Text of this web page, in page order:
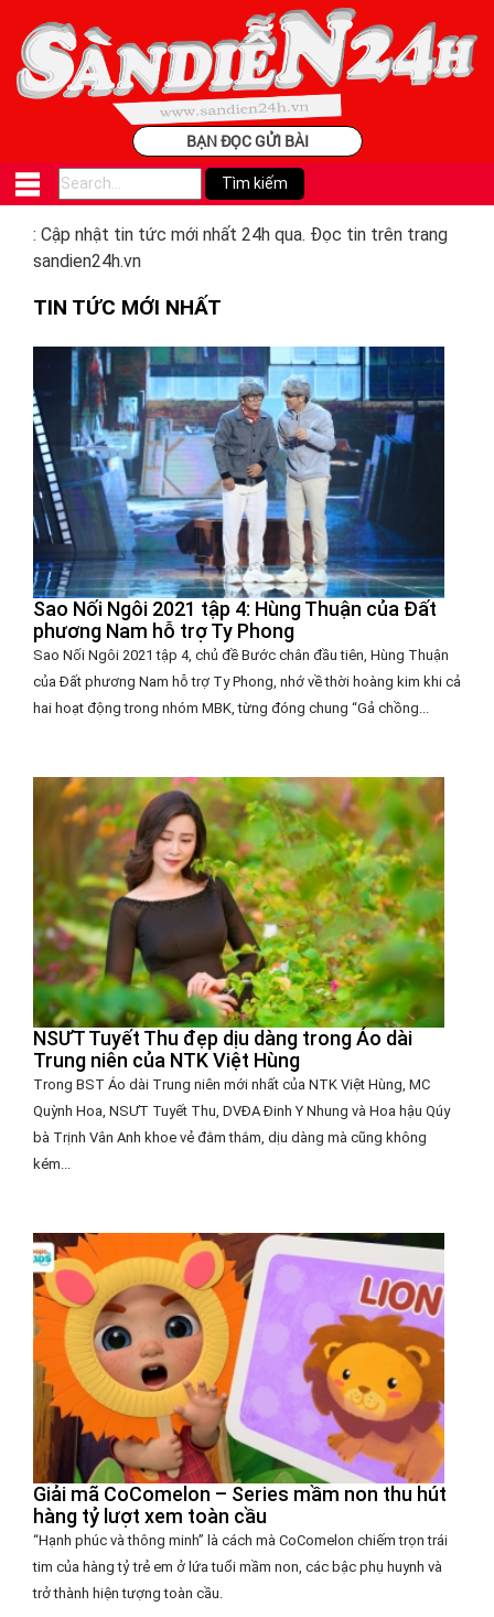
BẠN ĐỌC GỬI BÀI
: Cập nhật tin tức mới nhất 24h qua. Đọc tin trên trang
sandien24h.vn
TIN TỨC MỚI NHẤT
Sao Nối Ngôi 2021 tập 4: Hùng Thuận của Đất
phương Nam hỗ trợ Ty Phong
Sao Nối Ngôi 2021 tập 4, chủ đề Bước chân đầu tiên, Hùng Thuận
của Đất phương Nam hỗ trợ Ty Phong, nhớ về thời hoàng kim khi cả
hai hoạt động trong nhóm MBK, từng đóng chung “Gả chồng...
NSƯT Tuyết Thu đẹp dịu dàng trong Áo dài
Trung niên của NTK Việt Hùng
Trong BST Áo dài Trung niên mới nhất của NTK Việt Hùng, MC
Quỳnh Hoa, NSƯT Tuyết Thu, DVĐA Đinh Y Nhung và Hoa hậu Qúy
bà Trịnh Vân Anh khoe vẻ đằm thắm, dịu dàng mà cũng không
kém...
Giải mã CoComelon – Series mầm non thu hút
hàng tỷ lượt xem toàn cầu
“Hạnh phúc và thông minh” là cách mà CoComelon chiếm trọn trái
tim của hàng tỷ trẻ em ở lứa tuổi mầm non, các bậc phụ huynh và
trở thành hiện tượng toàn cầu.